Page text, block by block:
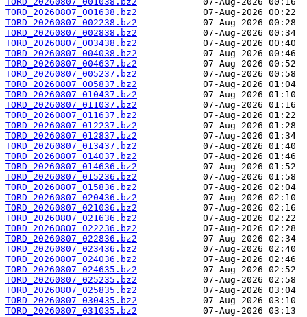
TORD_20260807_001638.bz2
TORD_20260807_002238.bz2
TORD_20260807_002838.bz2
TORD_20260807_003438.bz2
TORD_20260807_004038.bz2
TORD_20260807_004637.bz2
TORD_20260807_005237.bz2
TORD_20260807_005837.bz2
TORD_20260807_010437.bz2
TORD_20260807_011037.bz2
TORD_20260807_011637.bz2
TORD_20260807_012237.bz2
TORD_20260807_012837.bz2
TORD_20260807_013437.bz2
TORD_20260807_014037.bz2
TORD_20260807_014636.bz2
TORD_20260807_015236.bz2
TORD_20260807_015836.bz2
TORD_20260807_020436.bz2
TORD_20260807_021036.bz2
TORD_20260807_021636.bz2
TORD_20260807_022236.bz2
TORD_20260807_022836.bz2
TORD_20260807_023436.bz2
TORD_20260807_024036.bz2
TORD_20260807_024635.bz2
TORD_20260807_025235.bz2
TORD_20260807_025835.bz2
TORD_20260807_030435.bz2
TORD_20260807_031035.bz2